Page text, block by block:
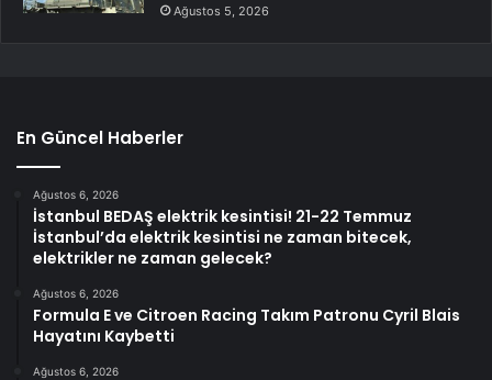
Ağustos 5, 2026
En Güncel Haberler
Ağustos 6, 2026
İstanbul BEDAŞ elektrik kesintisi! 21-22 Temmuz
İstanbul’da elektrik kesintisi ne zaman bitecek,
elektrikler ne zaman gelecek?
Ağustos 6, 2026
Formula E ve Citroen Racing Takım Patronu Cyril Blais
Hayatını Kaybetti
Ağustos 6, 2026